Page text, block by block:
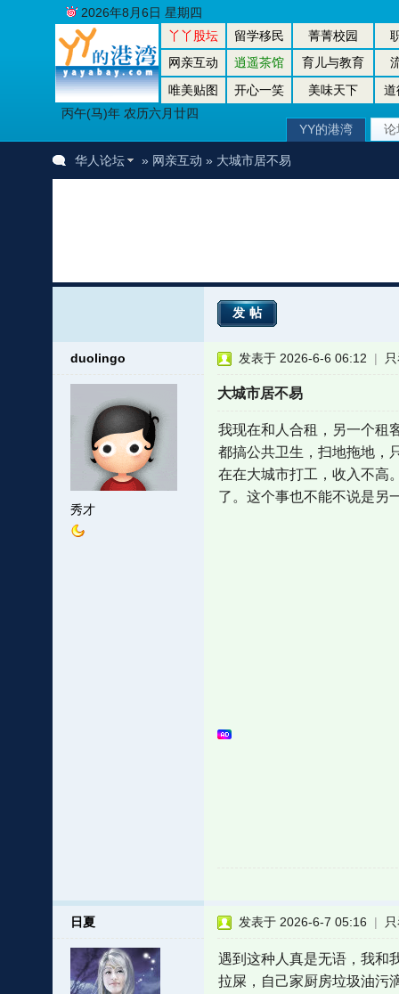
丫丫股坛 留学移民 菁菁校园
网亲互动
逍遥茶馆 育儿与教育
唯美贴图
开心一笑 美味天下
道
丙午(马)年 农历六月廿四
2026年8月6日 星期四
YY的港湾 论
华人论坛 » 网亲互动 » 大城市居不易
发帖
duolingo
秀才
发表于 2026-6-6 06:12 |
大城市居不易
我现在和人合租，另一个租
都搞公共卫生，扫地拖地，
在在大城市打工，收入不高
了。这个事也不能不说是另
日夏 发表于 2026-6-7 05:16 |
遇到这种人真是无语，我和
拉屎，自己家厨房垃圾油污